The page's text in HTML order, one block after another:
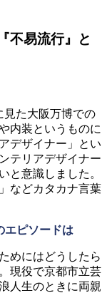
不易流行』と
見た大阪万博での
内装というものに
デザイナー」とい
テリアデザイナー
と意識しました。
などカタカナ言葉
エピソードは
めにはどうしたら
現役で京都市立芸
人生のときに両親